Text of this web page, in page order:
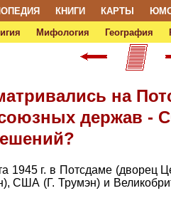
КНИГИ КАРТЫ
Мифология География
на
союзных держав
1945 г. в Потсдаме (дворец
США (Г. Трумэн) и